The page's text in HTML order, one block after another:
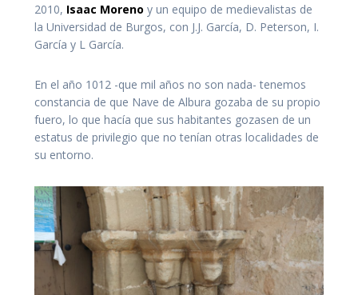
2010, Isaac Moreno y un equipo de medievalistas de
la Universidad de Burgos, con J.J. García, D. Peterson, I.
García y L García.
En el año 1012 -que mil años no son nada- tenemos
constancia de que Nave de Albura gozaba de su propio
fuero, lo que hacía que sus habitantes gozasen de un
estatus de privilegio que no tenían otras localidades de
su entorno.